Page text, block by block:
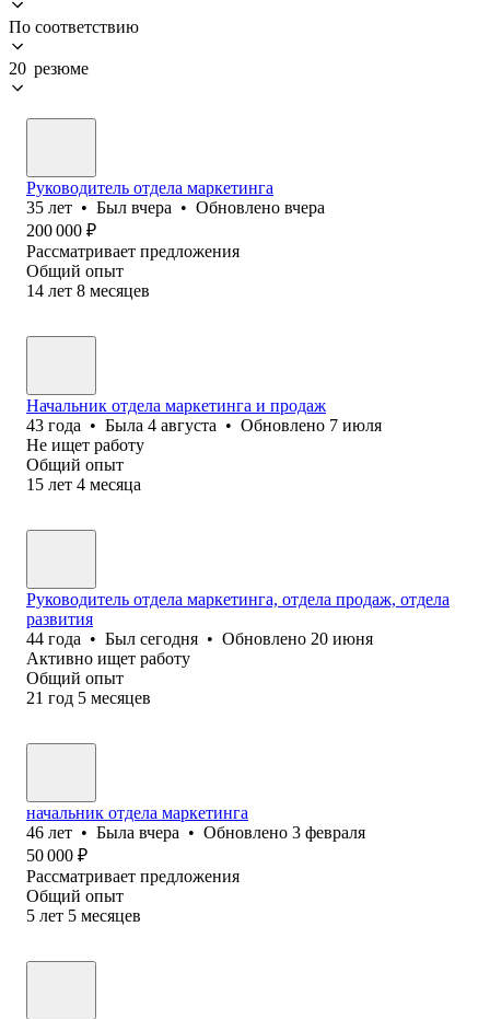
По соответствию
20 резюме
Руководитель отдела маркетинга
35 лет • Был вчера • Обновлено вчера
200 000 ₽
Рассматривает предложения
Общий опыт
14 лет 8 месяцев
Начальник отдела маркетинга и продаж
43 года • Была 4 августа • Обновлено 7 июля
Не ищет работу
Общий опыт
15 лет 4 месяца
Руководитель отдела маркетинга, отдела продаж, отдела
развития
44 года • Был сегодня • Обновлено 20 июня
Активно ищет работу
Общий опыт
21 год 5 месяцев
начальник отдела маркетинга
46 лет • Была вчера • Обновлено 3 февраля
50 000 ₽
Рассматривает предложения
Общий опыт
5 лет 5 месяцев